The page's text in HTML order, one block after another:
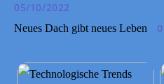
05/10/2022
Neues Dach gibt neues Leben